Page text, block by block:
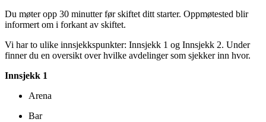
Du møter opp 30 minutter før skiftet ditt starter. Oppmøtested blir
informert om i forkant av skiftet.
Vi har to ulike innsjekkspunkter: Innsjekk 1 og Innsjekk 2. Under
finner du en oversikt over hvilke avdelinger som sjekker inn hvor.
Innsjekk 1
Arena
Bar